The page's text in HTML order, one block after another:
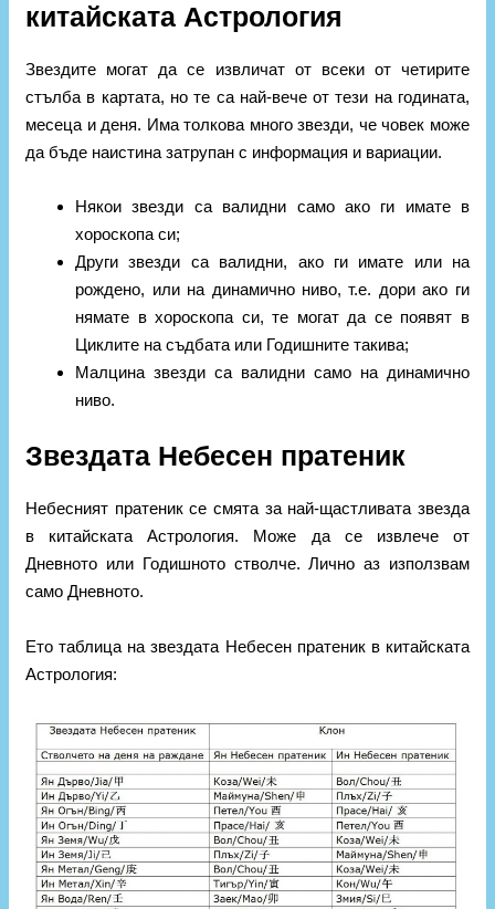
китайската Астрология
Звездите могат да се извличат от всеки от четирите
стълба в картата, но те са най-вече от тези на годината,
месеца и деня. Има толкова много звезди, че човек може
да бъде наистина затрупан с информация и вариации.
Някои звезди са валидни само ако ги имате в
хороскопа си;
Други звезди са валидни, ако ги имате или на
рождено, или на динамично ниво, т.е. дори ако ги
нямате в хороскопа си, те могат да се появят в
Циклите на съдбата или Годишните такива;
Малцина звезди са валидни само на динамично
ниво.
Звездата Небесен пратеник
Небесният пратеник се смята за най-щастливата звезда
в китайската Астрология. Може да се извлече от
Дневното или Годишното стволче. Лично аз използвам
само Дневното.
Ето таблица на звездата Небесен пратеник в китайската
Астрология: